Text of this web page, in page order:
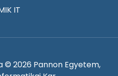
IT
2026 Pannon Egyetem,